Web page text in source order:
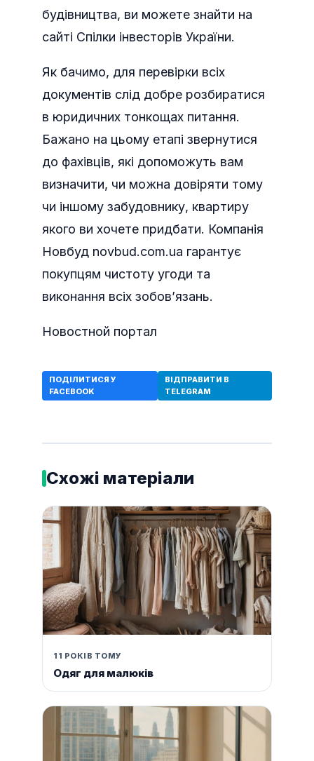
будівництва, ви можете знайти на
сайті Спілки інвесторів України.
Як бачимо, для перевірки всіх
документів слід добре розбиратися
в юридичних тонкощах питання.
Бажано на цьому етапі звернутися
до фахівців, які допоможуть вам
визначити, чи можна довіряти тому
чи іншому забудовнику, квартиру
якого ви хочете придбати. Компанія
Новбуд novbud.com.ua гарантує
покупцям чистоту угоди та
виконання всіх зобов’язань.
Новостной портал
ПОДІЛИТИСЯ У
FACEBOOK
ВІДПРАВИТИ В
TELEGRAM
Схожі матеріали
11 РОКІВ ТОМУ
Одяг для малюків